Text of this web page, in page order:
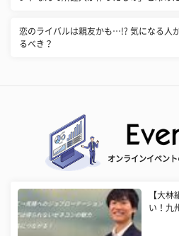
恋のライバルは親友かも…!? 気になる人
るべき？
オンラインイベン
【大
い！九